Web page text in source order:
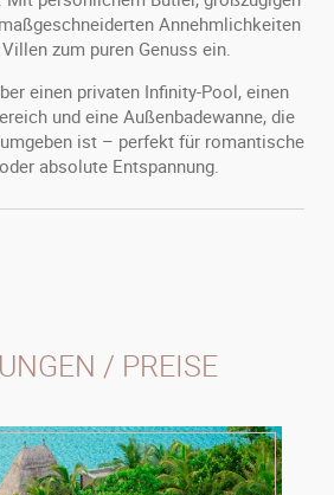
Annehmlichkeiten
zum puren Genuss ein.
einen privaten Infinity-Pool, einen
und eine Außenbadewanne, die
ist – perfekt für romantische
absolute Entspannung.
/ PREISE